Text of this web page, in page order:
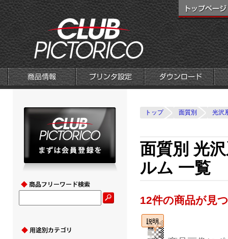
トップ 面質別 光沢
面質別 光
ルム 一覧
12件の商品が見